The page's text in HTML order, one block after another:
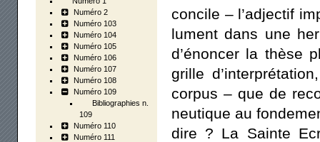
Numéro 2
Numéro 103
Numéro 104
Numéro 105
Numéro 106
Numéro 107
Numéro 108
Numéro 109
Bibliographies n.
109
Numéro 110
Numéro 111
concile – l’adjectif
lu­ment dans une
d’énoncer la thèse
grille
cor­pus – que de
neu­tique au
dire ? La Sainte